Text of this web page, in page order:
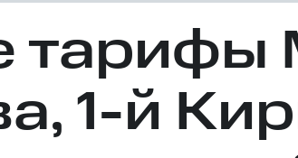
тарифы
1-й